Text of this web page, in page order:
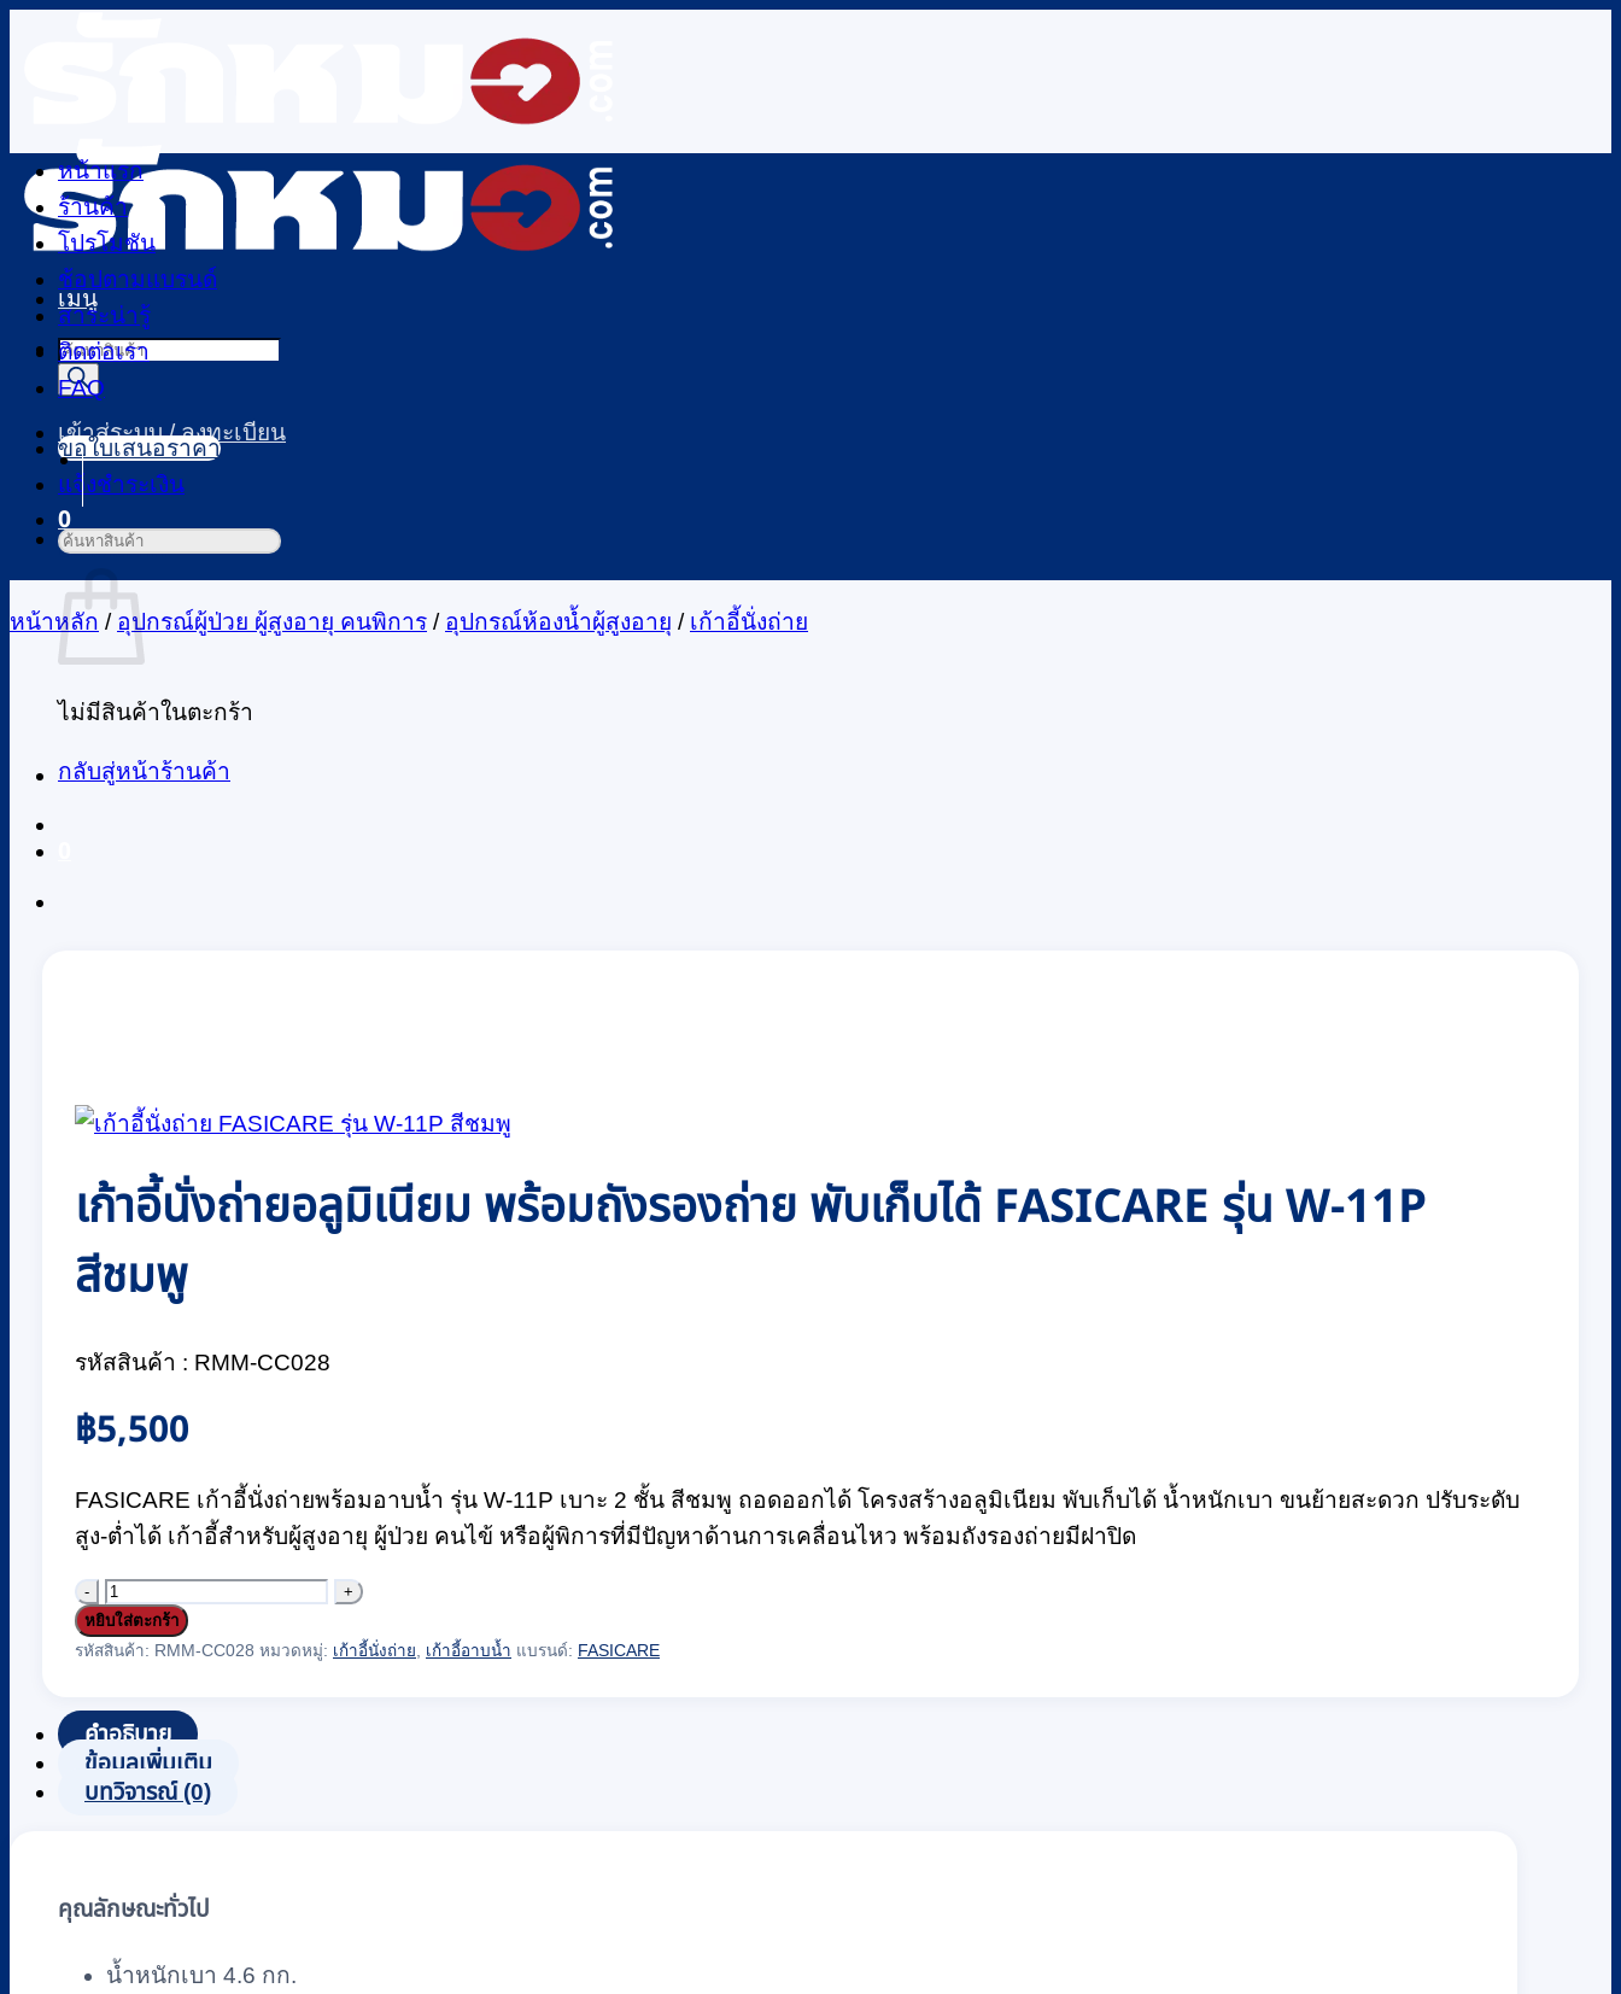
เมนู
Products
search
เข้าสู่ระบบ / ลงทะเบียน
0
ตะกร้าสินค้า
ไม่มีสินค้าในตะกร้า
กลับสู่หน้าร้านค้า
หน้าแรก
ร้านค้า
โปรโมชัน
ช้อปตามแบรนด์
สาระน่ารู้
ติดต่อเรา
FAQ
ขอใบเสนอราคา
แจ้งชำระเงิน
ค้นหา:
หน้าหลัก / อุปกรณ์ผู้ป่วย ผู้สูงอายุ คนพิการ / อุปกรณ์ห้องน้ำผู้สูงอายุ / เก้าอี้นั่งถ่าย
เก้าอี้นั่งถ่ายอลูมิเนียม พร้อมถังรองถ่าย พับเก็บได้ FASICARE รุ่น W-11P
สีชมพู
รหัสสินค้า : RMM-CC028
฿5,500
FASICARE เก้าอี้นั่งถ่ายพร้อมอาบน้ำ รุ่น W-11P เบาะ 2 ชั้น สีชมพู ถอดออกได้ โครงสร้างอลูมิเนียม พับเก็บได้ น้ำหนักเบา ขนย้ายสะดวก ปรับระดับ
สูง-ต่ำได้ เก้าอี้สำหรับผู้สูงอายุ ผู้ป่วย คนไข้ หรือผู้พิการที่มีปัญหาด้านการเคลื่อนไหว พร้อมถังรองถ่ายมีฝาปิด
จำนวน
เก้าอี้
อลู
มิ
รอง
ถ่าย
หยิบใส่ตะกร้า
รหัสสินค้า: RMM-CC028 หมวดหมู่: เก้าอี้นั่งถ่าย, เก้าอี้อาบน้ำ แบรนด์: FASICARE
คำอธิบาย
ข้อมูลเพิ่มเติม
บทวิจารณ์ (0)
คุณลักษณะทั่วไป
น้ำหนักเบา 4.6 กก.